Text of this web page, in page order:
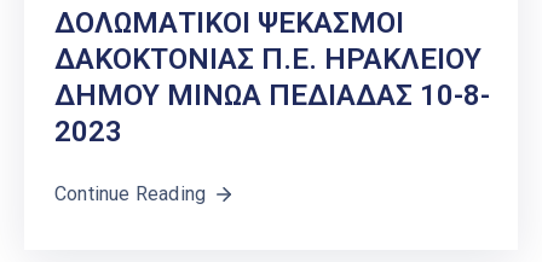
ΔΟΛΩΜΑΤΙΚΟΙ ΨΕΚΑΣΜΟΙ
ΔΑΚΟΚΤΟΝΙΑΣ Π.Ε. ΗΡΑΚΛΕΙΟΥ
ΔΗΜΟΥ ΜΙΝΩΑ ΠΕΔΙΑΔΑΣ 10-8-
2023
Continue Reading